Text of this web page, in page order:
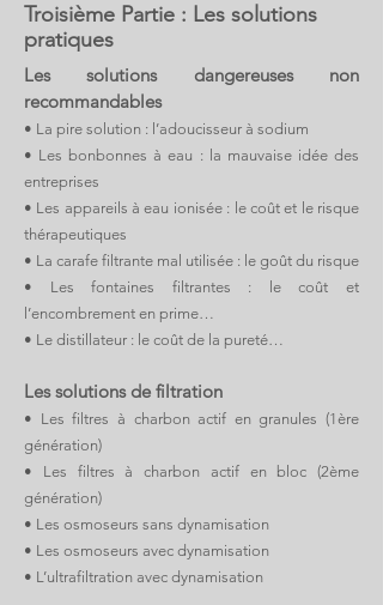
Les solutions dangereuses non
recommandables
• La pire solution : l’adoucisseur à sodium
• Les bonbonnes à eau : la mauvaise idée des
entreprises
• Les appareils à eau ionisée : le coût et le risque
thérapeutiques
• La carafe filtrante mal utilisée : le goût du risque
• Les fontaines filtrantes : le coût et
l’encombrement en prime…
• Le distillateur : le coût de la pureté…
Les solutions de filtration
• Les filtres à charbon actif en granules (1ère
génération)
• Les filtres à charbon actif en bloc (2ème
génération)
• Les osmoseurs sans dynamisation
• Les osmoseurs avec dynamisation
• L’ultrafiltration avec dynamisation
Troisième Partie : Les solutions
pratiques